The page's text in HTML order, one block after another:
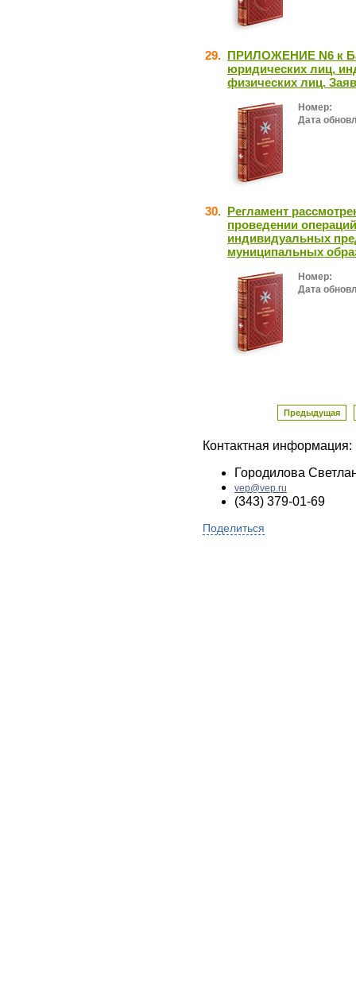
29. ПРИЛОЖЕНИЕ N6 к
юридических лиц,
физических лиц.
Номер:
Дата
30. Регламент
проведении
индивидуальных
муниципальных
Номер:
Дата
Предыдущая
Контактная информация:
Городилова
vep@vep.ru
(343) 379-01-69
Поделиться